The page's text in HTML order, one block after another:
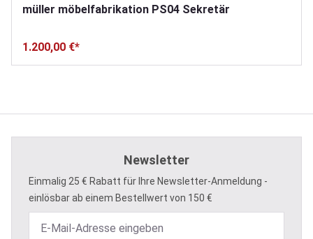
müller möbelfabrikation PS04 Sekretär
1.200,00 €*
Newsletter
Einmalig 25 € Rabatt für Ihre Newsletter-Anmeldung -
einlösbar ab einem Bestellwert von 150 €